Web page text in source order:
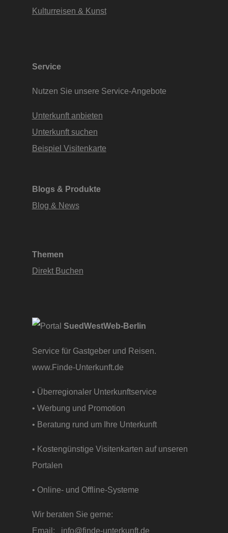
Kulturreisen & Kunst
Service
Nutzen Sie unsere Service-Angebote
Unterkunft anbieten
Unterkunft suchen
Beispiel Visitenkarte
Blogs & Produkte
Blog & News
Themen
Direkt Buchen
SuedWestWeb-Berlin
Service für Gastgeber und Reisen.
www.Finde-Unterkunft.de
• Überregionaler Unterkunftservice
• Werbung und Promotion
• Beratung rund um Ihre Unterkunft
• Kostengünstige Visitenkarten auf unseren
Portalen
• Online- und Offline-Systeme
Wir beraten Sie gerne:
Email: info@finde-unterkunft.de